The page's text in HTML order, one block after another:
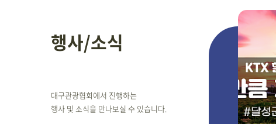
행사/소식
대구관광협회에서 진행하는
행사 및 소식을 만나보실 수 있습니다.